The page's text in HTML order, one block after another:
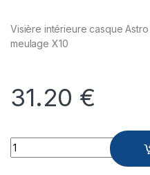
Visière intérieure casque
meulage X10
31.20 €
Quantity